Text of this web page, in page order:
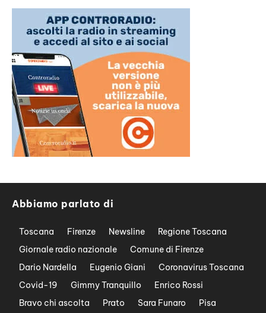
Abbiamo parlato di
Toscana Firenze Newsline
Regione Toscana
Giornale radio nazionale
Comune di Firenze
Dario Nardella
Eugenio Giani
Coronavirus Toscana
Covid-19
Gimmy Tranquillo
Enrico Rossi
Bravo chi ascolta
Prato Sara Funaro
Pisa